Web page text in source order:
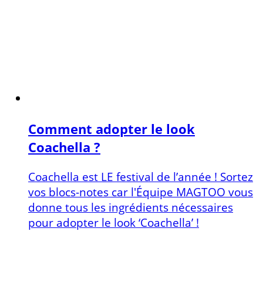
Comment adopter le look
Coachella ?
Coachella est LE festival de l’année ! Sortez
vos blocs-notes car l'Équipe MAGTOO vous
donne tous les ingrédients nécessaires
pour adopter le look ‘Coachella’ !